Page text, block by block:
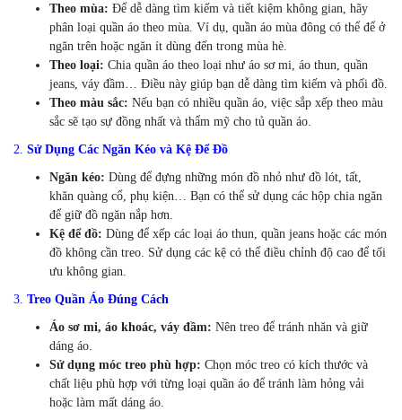
Theo mùa: Để dễ dàng tìm kiếm và tiết kiệm không gian, hãy
phân loại quần áo theo mùa. Ví dụ, quần áo mùa đông có thể để ở
ngăn trên hoặc ngăn ít dùng đến trong mùa hè.
Theo loại: Chia quần áo theo loại như áo sơ mi, áo thun, quần
jeans, váy đầm… Điều này giúp bạn dễ dàng tìm kiếm và phối đồ.
Theo màu sắc: Nếu bạn có nhiều quần áo, việc sắp xếp theo màu
sắc sẽ tạo sự đồng nhất và thẩm mỹ cho tủ quần áo.
2. Sử Dụng Các Ngăn Kéo và Kệ Để Đồ
Ngăn kéo: Dùng để đựng những món đồ nhỏ như đồ lót, tất,
khăn quàng cổ, phụ kiện… Bạn có thể sử dụng các hộp chia ngăn
để giữ đồ ngăn nắp hơn.
Kệ để đồ: Dùng để xếp các loại áo thun, quần jeans hoặc các món
đồ không cần treo. Sử dụng các kệ có thể điều chỉnh độ cao để tối
ưu không gian.
3. Treo Quần Áo Đúng Cách
Áo sơ mi, áo khoác, váy đầm: Nên treo để tránh nhăn và giữ
dáng áo.
Sử dụng móc treo phù hợp: Chọn móc treo có kích thước và
chất liệu phù hợp với từng loại quần áo để tránh làm hỏng vải
hoặc làm mất dáng áo.